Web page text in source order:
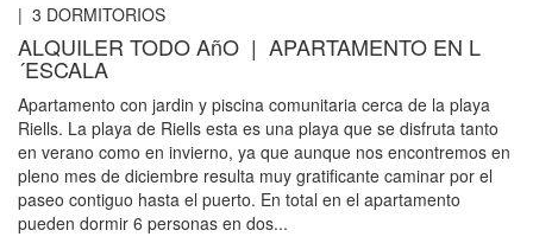
| 3 DORMITORIOS
ALQUILER TODO AñO | APARTAMENTO EN L
´ESCALA
Apartamento con jardin y piscina comunitaria cerca de la playa
Riells. La playa de Riells esta es una playa que se disfruta tanto
en verano como en invierno, ya que aunque nos encontremos en
pleno mes de diciembre resulta muy gratificante caminar por el
paseo contiguo hasta el puerto. En total en el apartamento
pueden dormir 6 personas en dos...